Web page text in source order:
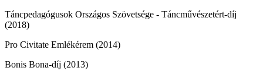
Táncpedagógusok Országos Szövetsége - Táncművészetért-díj
(2018)
Pro Civitate Emlékérem (2014)
Bonis Bona-díj (2013)